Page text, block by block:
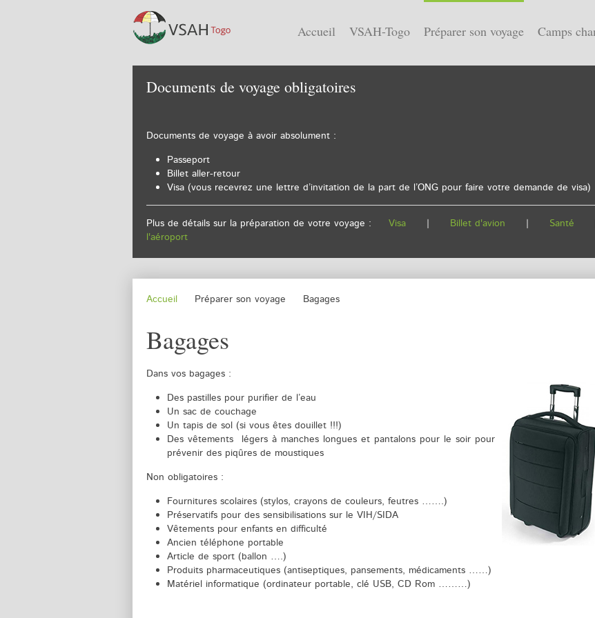
Accueil VSAH-Togo Préparer son voyage Camps
Documents de voyage obligatoires
Documents de voyage à avoir absolument :
Passeport
Billet aller-retour
Visa (vous recevrez une lettre d’invitation de la part de l’ONG pour faire votre demande de visa)
Plus de détails sur la préparation de votre voyage : Visa | Billet d'avion | Santé
l'aéroport
Accueil Préparer son voyage Bagages
Bagages
Dans vos bagages :
Des pastilles pour purifier de l’eau
Un sac de couchage
Un tapis de sol (si vous êtes douillet !!!)
Des vêtements légers à manches longues et pantalons pour le soir pour
prévenir des piqûres de moustiques
Non obligatoires :
Fournitures scolaires (stylos, crayons de couleurs, feutres …….)
Préservatifs pour des sensibilisations sur le VIH/SIDA
Vêtements pour enfants en difficulté
Ancien téléphone portable
Article de sport (ballon ….)
Produits pharmaceutiques (antiseptiques, pansements, médicaments ……)
Matériel informatique (ordinateur portable, clé USB, CD Rom ………)